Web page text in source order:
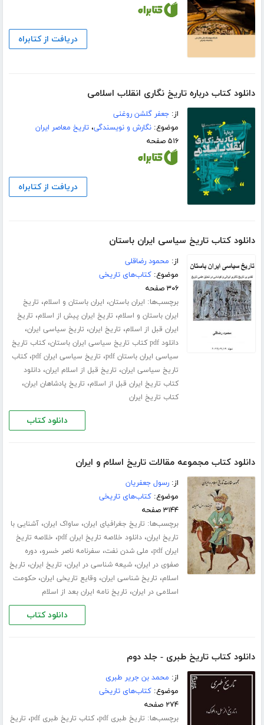
دریافت از کتابراه
دانلود کتاب درباره تاریخ نگاری انقلاب اسلامی
از:جعفر گلشن روغنی
موضوع:نگارش و نویسندگی،تاریخ معاصر ایران
۵۱۶ صفحه
دریافت از کتابراه
دانلود کتاب تاریخ سیاسی ایران باستان
از: محمود رضاقلی
موضوع:کتاب‌های تاریخی
۳۰۶ صفحه
برچسب‌ها: ایران باستان، ایران باستان و اسلام، تاریخ
ایران باستان و اسلام، تاریخ ایران پیش از اسلام، تاریخ
ایران قبل از اسلام، تاریخ ایران، تاریخ سیاسی ایران،
دانلود pdf کتاب تاریخ سیاسی ایران باستان ،کتاب تاریخ
سیاسی ایران باستان pdf
، تاریخ سیاسی ایران pdf ،کتاب
تاریخ سیاسی ایران، تاریخ قبل از اسلام ایران،دانلود
کتاب تاریخ ایران قبل از اسلام، تاریخ پادشاهان ایران،
کتاب تاریخ ایران
دانلود کتاب
دانلود کتاب مجموعه مقالات تاریخ اسلام و ایران
از:رسول جعفریان
موضوع:کتاب‌های تاریخی
۳۱۴۴ صفحه
برچسب‌ها: تاریخ جغرافیای ایران، ساواک ایران،آشنایی با
تاریخ ایران،دانلود خلاصه تاریخ ایران pdf ، خلاصه تاریخ
ایران pdf
، ملی شدن نفت، سفرنامه ناصر خسرو،دوره
صفوی در ایران،شیعه شناسی در ایران، تاریخ ایران، تاریخ
اسلام، تاریخ شناسی ایران، وقایع تاریخی ایران،حکومت
اسلامی در ایران، تاریخ نامه ایران بعد از اسلام
دانلود کتاب
دانلود کتاب تاریخ طبری - جلد دوم
از: محمد بن جریر طبری
موضوع:کتاب‌های تاریخی
۲۷۴ صفحه
برچسب‌ها: تاریخ طبری pdf ،کتاب تاریخ طبری pdf ، تاریخ